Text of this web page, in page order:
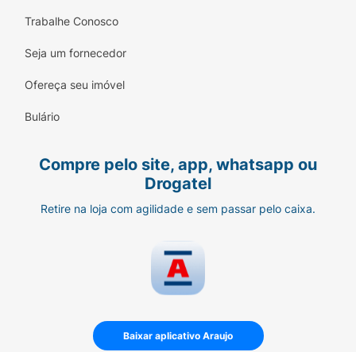
Trabalhe Conosco
Seja um fornecedor
Ofereça seu imóvel
Bulário
Compre pelo site, app, whatsapp ou
Drogatel
Retire na loja com agilidade e sem passar pelo caixa.
Baixar aplicativo Araujo